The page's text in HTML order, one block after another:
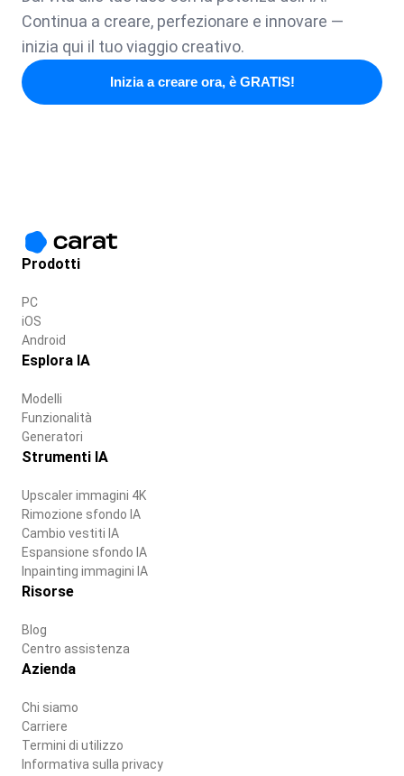
Continua a creare, perfezionare e innovare —
inizia qui il tuo viaggio creativo.
Inizia a creare ora, è GRATIS!
Prodotti
PC
iOS
Android
Esplora IA
Modelli
Funzionalità
Generatori
Strumenti IA
Upscaler immagini 4K
Rimozione sfondo IA
Cambio vestiti IA
Espansione sfondo IA
Inpainting immagini IA
Risorse
Blog
Centro assistenza
Azienda
Chi siamo
Carriere
Termini di utilizzo
Informativa sulla privacy